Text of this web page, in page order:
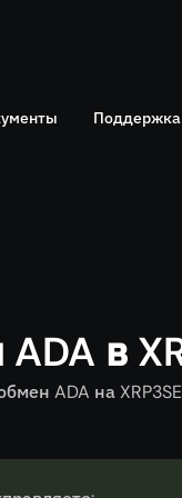
Поддержка
ADA в
ADA на